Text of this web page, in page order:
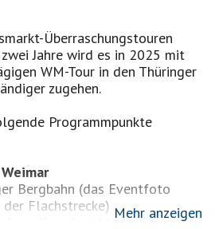
Überraschungstouren
Jahre wird es in 2025 mit
WM-Tour in den Thüringer
zugehen.
Programmpunkte
Bergbahn (das Eventfoto
Mehr anzeigen